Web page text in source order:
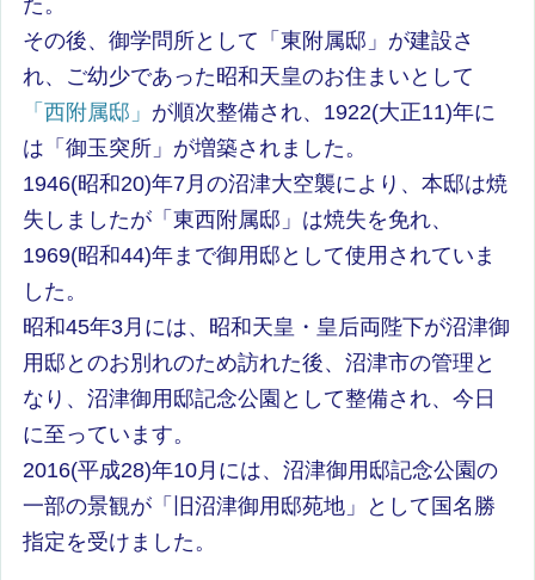
その後、御学問所として「東附属邸」が建設さ
れ、ご幼少であった昭和天皇のお住まいとして
「西附属邸」 が順次整備され、1922(大正11)年に
は「御玉突所」が増築されました。
1946(昭和20)年7月の沼津大空襲により、本邸は焼
失しましたが「東西附属邸」は焼失を免れ、
1969(昭和44)年まで御用邸として使用されていま
した。
昭和45年3月には、昭和天皇・皇后両陛下が沼津御
用邸とのお別れのため訪れた後、沼津市の管理と
なり、沼津御用邸記念公園として整備され、今日
に至っています。
2016(平成28)年10月には、沼津御用邸記念公園の
一部の景観が「旧沼津御用邸苑地」として国名勝
指定を受けました。